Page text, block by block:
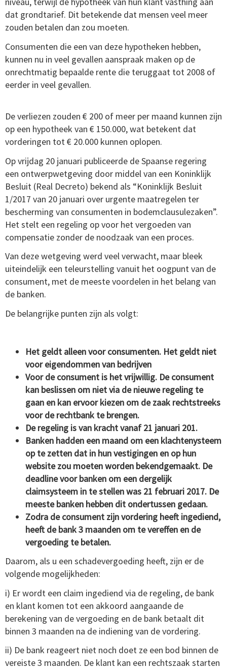
dat grondtarief. Dit betekende dat mensen veel meer
zouden betalen dan zou moeten.
Consumenten die een van deze hypotheken hebben,
kunnen nu in veel gevallen aanspraak maken op de
onrechtmatig bepaalde rente die teruggaat tot 2008 of
eerder in veel gevallen.
De verliezen zouden € 200 of meer per maand kunnen zijn
op een hypotheek van € 150.000, wat betekent dat
vorderingen tot € 20.000 kunnen oplopen.
Op vrijdag 20 januari publiceerde de Spaanse regering
een ontwerpwetgeving door middel van een Koninklijk
Besluit (Real Decreto) bekend als “Koninklijk Besluit
1/2017 van 20 januari over urgente maatregelen ter
bescherming van consumenten in bodemclausulezaken”.
Het stelt een regeling op voor het vergoeden van
compensatie zonder de noodzaak van een proces.
Van deze wetgeving werd veel verwacht, maar bleek
uiteindelijk een teleurstelling vanuit het oogpunt van de
consument, met de meeste voordelen in het belang van
de banken.
De belangrijke punten zijn als volgt:
Het geldt alleen voor consumenten. Het geldt niet
voor eigendommen van bedrijven
Voor de consument is het vrijwillig. De consument
kan beslissen om niet via de nieuwe regeling te
gaan en kan ervoor kiezen om de zaak rechtstreeks
voor de rechtbank te brengen.
De regeling is van kracht vanaf 21 januari 201.
Banken hadden een maand om een ​​klachtenysteem
op te zetten dat in hun vestigingen en op hun
website zou moeten worden bekendgemaakt. De
deadline voor banken om een ​​dergelijk
claimsysteem in te stellen was 21 februari 2017. De
meeste banken hebben dit ondertussen gedaan.
Zodra de consument zijn vordering heeft ingediend,
heeft de bank 3 maanden om te vereffen en de
vergoeding te betalen.
Daarom, als u een schadevergoeding heeft, zijn er de
volgende mogelijkheden:
i) Er wordt een claim ingediend via de regeling, de bank
en klant komen tot een akkoord aangaande de
berekening van de vergoeding en de bank betaalt dit
binnen 3 maanden na de indiening van de vordering.
ii) De bank reageert niet noch doet ze een bod binnen de
vereiste 3 maanden. De klant kan een rechtszaak starten